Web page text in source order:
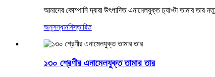
আমাদের কোম্পানি দ্বারা উৎপাদিত এনামেলযুক্ত চ্যাপ্টা তামার তার
অনুসন্ধানবিস্তারিত
১৩০ শ্রেণীর এনামেলযুক্ত তামার তার